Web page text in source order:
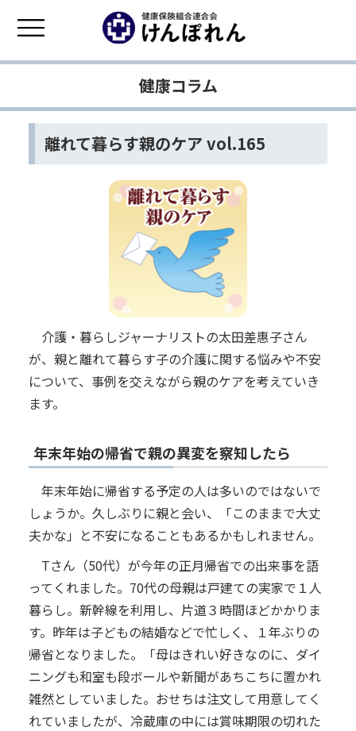
健康コラム
離れて暮らす親のケア vol.165
介護・暮らしジャーナリストの太田差惠子さん
が、親と離れて暮らす子の介護に関する悩みや不安
について、事例を交えながら親のケアを考えていき
ます。
年末年始の帰省で親の異変を察知したら
年末年始に帰省する予定の人は多いのではないで
しょうか。久しぶりに親と会い、「このままで大丈
夫かな」と不安になることもあるかもしれません。
Tさん（50代）が今年の正月帰省での出来事を語
ってくれました。70代の母親は戸建ての実家で１人
暮らし。新幹線を利用し、片道３時間ほどかかりま
す。昨年は子どもの結婚などで忙しく、１年ぶりの
帰省となりました。「母はきれい好きなのに、ダイ
ニングも和室も段ボールや新聞があちこちに置かれ
雑然としていました。おせちは注文して用意してく
れていましたが、冷蔵庫の中には賞味期限の切れた